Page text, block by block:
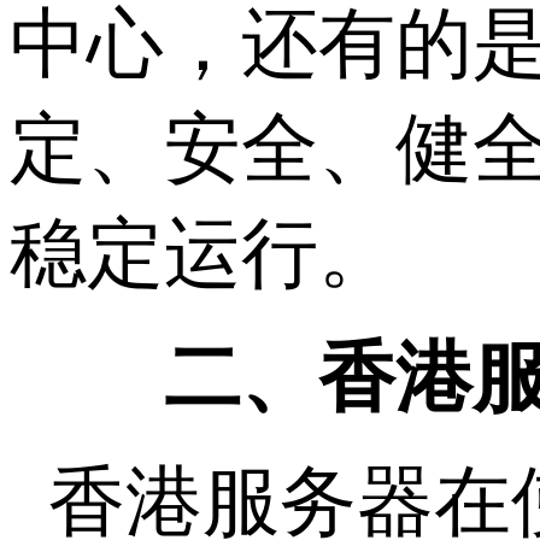
中心，还有的
定、安全、健
稳定运行。
二、香港服
香港服务器在